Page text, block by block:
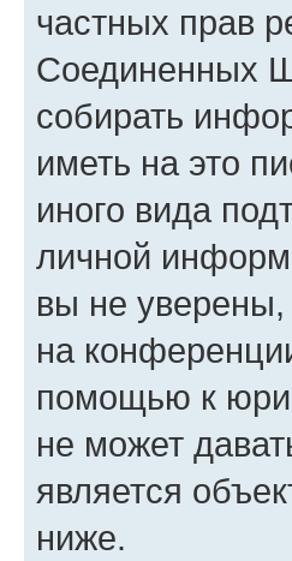
частных прав
Соединенных
собирать
иметь на это
иного вида
личной
вы не
на
помощью к
не может
является
ниже.